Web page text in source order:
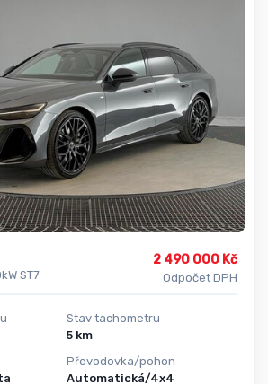
ST7
2 490 000 Kč
Odpočet DPH
Stav tachometru
5 km
Převodovka/pohon
Automatická/4x4